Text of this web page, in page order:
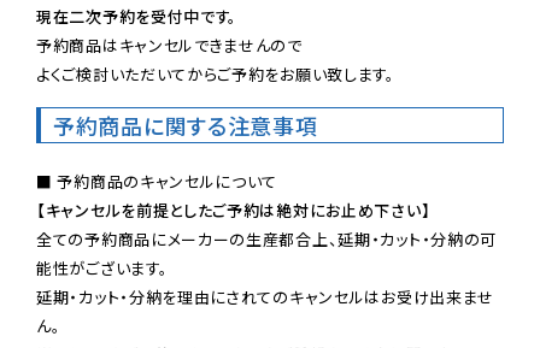
現在二次予約を受付中です。
予約商品はキャンセルできませんので
よくご検討いただいてからご予約をお願い致します。
予約商品に関する注意事項
【キャンセルを前提としたご予約は絶対にお止め下さい】
全ての予約商品にメーカーの生産都合上、延期・カット・分納の可
能性がございます。
延期・カット・分納を理由にされてのキャンセルはお受け出来ませ
ん。